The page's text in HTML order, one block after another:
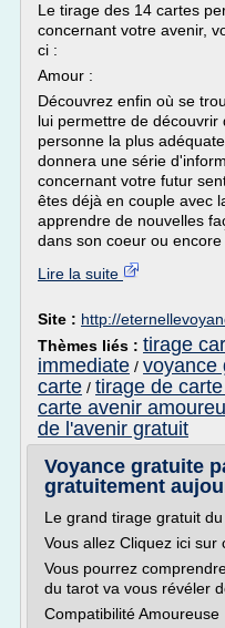
Le tirage des 14 cartes
concernant votre avenir,
ci :
Amour :
Découvrez enfin où se
lui permettre de découvrir
personne la plus
donnera une série
concernant votre futur
êtes déjà en couple avec
apprendre de nouvelles
dans son coeur ou encore
Lire la suite
Site : http://
Thèmes liés : tirage
immediate / voyance
carte / tirage de
carte avenir
de l'avenir gratuit
Voyance gratuite
gratuitement
Le grand tirage gratuit
Vous allez Cliquez ici
Vous pourrez
du tarot va vous révéler
Compatibilité Amoureuse